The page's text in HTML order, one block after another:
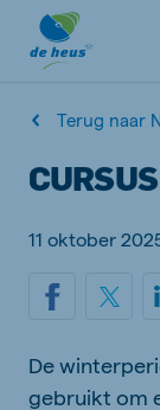
Terug naar
11 oktober
De
gebruikt om